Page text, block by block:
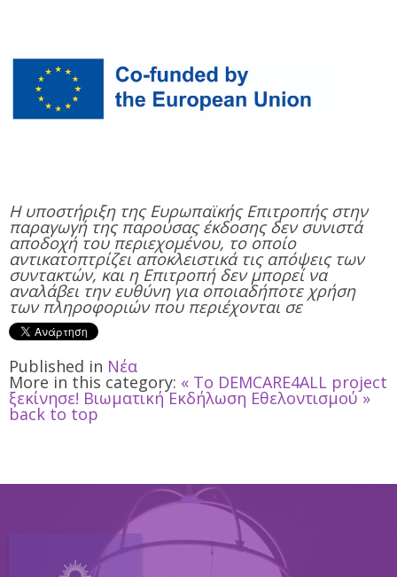
Η υποστήριξη της Ευρωπαϊκής Επιτροπής στην
παραγωγή της παρούσας έκδοσης δεν συνιστά
αποδοχή του περιεχομένου, το οποίο
αντικατοπτρίζει αποκλειστικά τις απόψεις των
συντακτών, και η Επιτροπή δεν μπορεί να
αναλάβει την ευθύνη για οποιαδήποτε χρήση
των πληροφοριών που περιέχονται σε
Published in Νέα
More in this category: « Το DEMCARE4ALL project
ξεκίνησε! Βιωματική Εκδήλωση Εθελοντισμού »
back to top